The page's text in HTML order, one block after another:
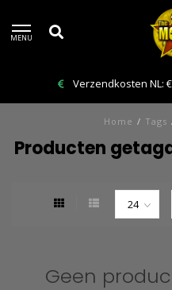
MENU
Verzendkosten NL: €
Home / Tags
Producten
Geen